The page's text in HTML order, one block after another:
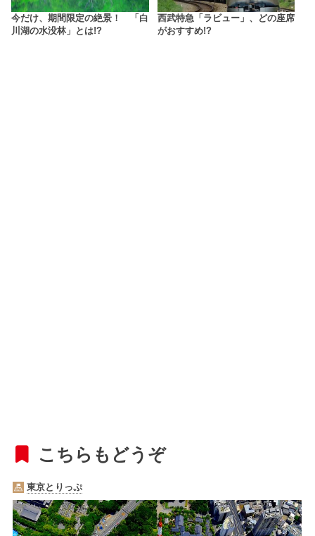
今だけ、期間限定の絶景！ 「白
川湖の水没林」とは!?
西武特急「ラビュー」、どの座席
がおすすめ!?
こちらもどうぞ